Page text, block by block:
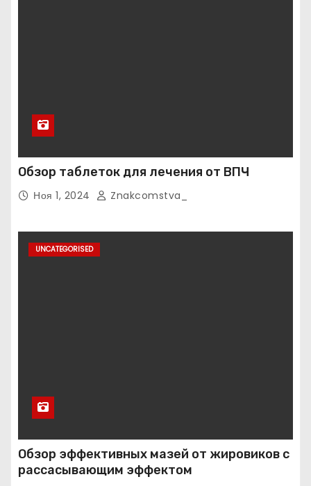
Обзор таблеток для лечения от ВПЧ
Ноя 1, 2024 Znakcomstva_
UNCATEGORISED
Обзор эффективных мазей от жировиков с
рассасывающим эффектом